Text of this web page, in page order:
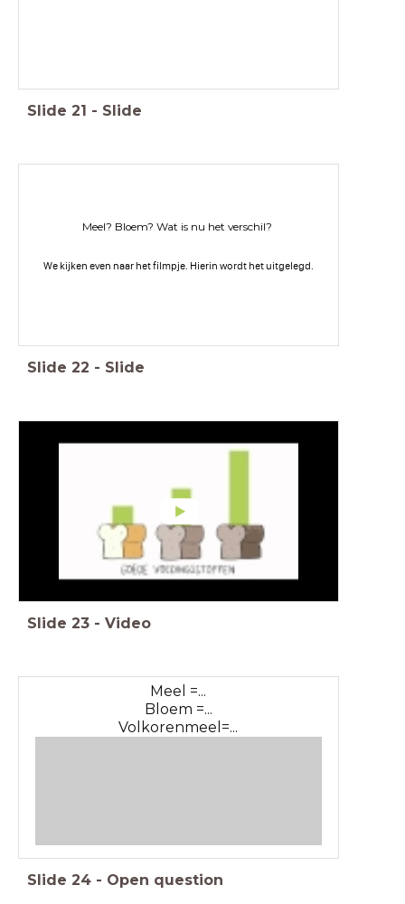
Slide 21 - Slide
Meel? Bloem? Wat is nu het verschil?
We kijken even naar het filmpje. Hierin wordt het uitgelegd.
Slide 22 - Slide
Slide 23 - Video
Meel =...
Bloem =...
Volkorenmeel=...
Slide 24 - Open question